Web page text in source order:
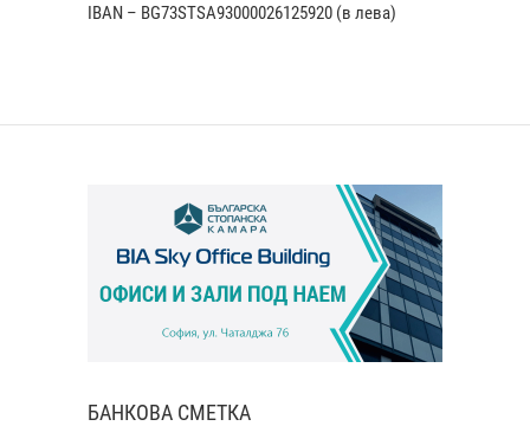
IBAN – BG73STSA93000026125920 (в лева)
БАНКОВА СМЕТКА